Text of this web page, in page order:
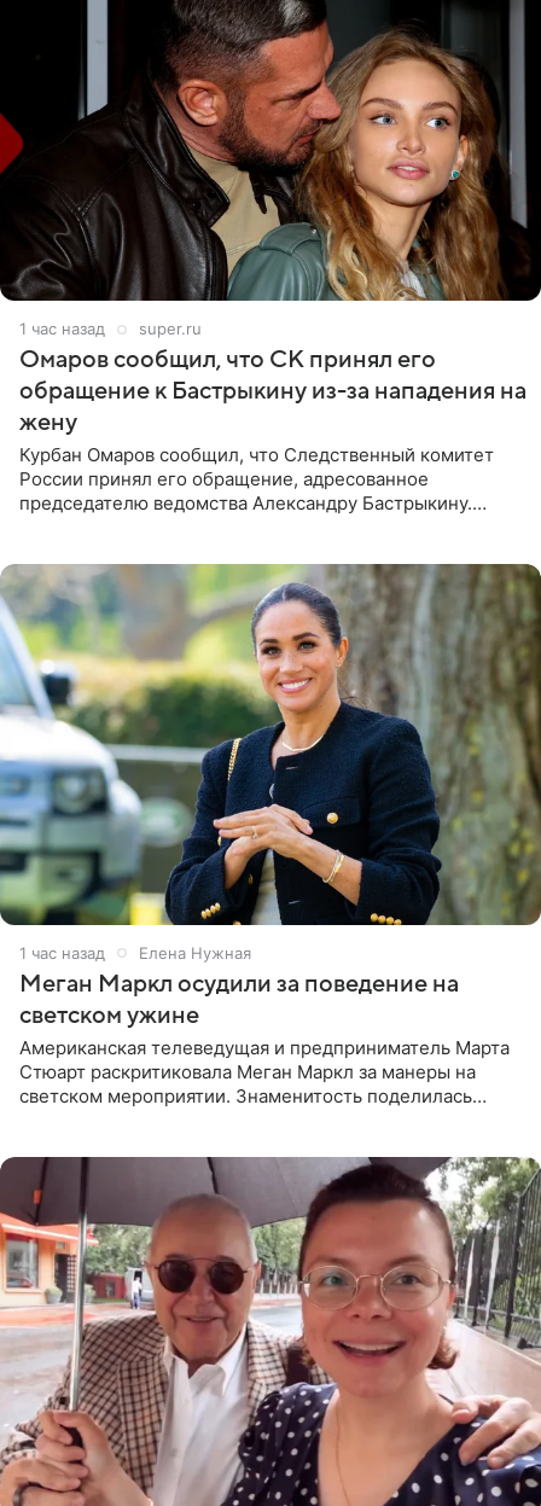
1 час назад super.ru
Омаров сообщил, что СК принял его
обращение к Бастрыкину из-за нападения на
жену
Курбан Омаров сообщил, что Следственный комитет
России принял его обращение, адресованное
председателю ведомства Александру Бастрыкину.
1 час назад Елена Нужная
Меган Маркл осудили за поведение на
светском ужине
Американская телеведущая и предприниматель Марта
Стюарт раскритиковала Меган Маркл за манеры на
светском мероприятии. Знаменитость поделилась